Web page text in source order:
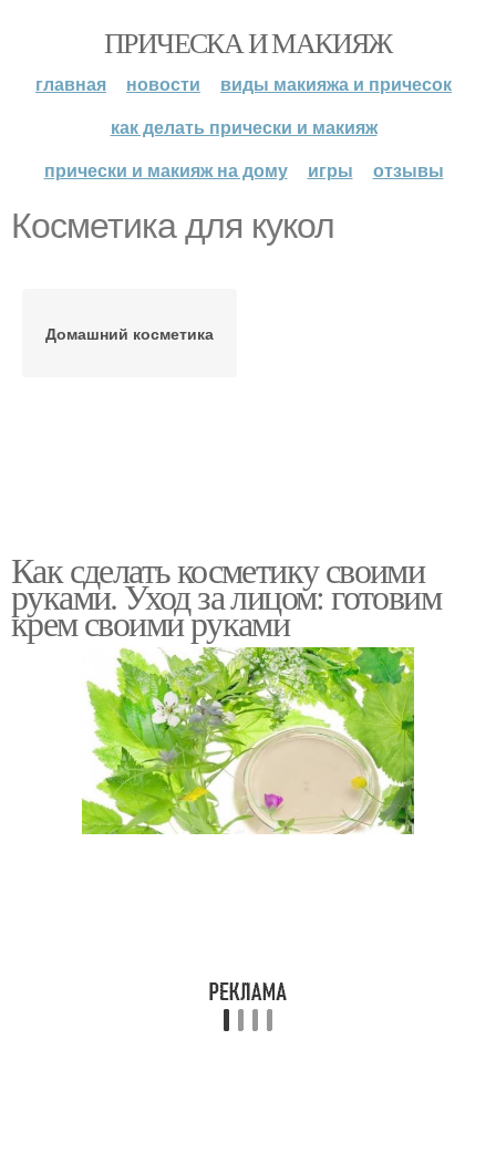
ПРИЧЕСКА И МАКИЯЖ
главная новости
виды макияжа и причесок
как делать прически и макияж
прически и макияж на дому
игры отзывы
Косметика для кукол
Домашний косметика
Как сделать косметику своими
руками. Уход за лицом: готовим
крем своими руками